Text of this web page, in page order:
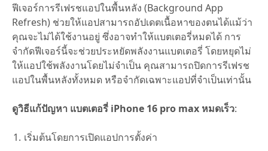
ฟีเจอร์การรีเฟรชแอปในพื้นหลัง (Background App
Refresh) ช่วยให้แอปสามารถอัปเดตเนื้อหาของตนได้แม้ว่า
คุณจะไม่ได้ใช้งานอยู่ ซึ่งอาจทำให้แบตเตอรี่หมดได้ การ
จำกัดฟีเจอร์นี้จะช่วยประหยัดพลังงานแบตเตอรี่ โดยหยุดไม่
ให้แอปใช้พลังงานโดยไม่จำเป็น คุณสามารถปิดการรีเฟรช
แอปในพื้นหลังทั้งหมด หรือจำกัดเฉพาะแอปที่จำเป็นเท่านั้น
ดูวิธีแก้ปัญหา แบตเตอรี่ iPhone 16 pro max หมดเร็ว:
เริ่มต้นโดยการเปิดแอปการตั้งค่า